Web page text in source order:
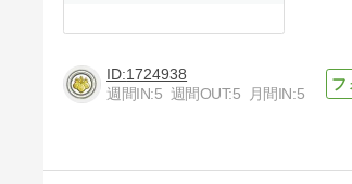
1724938
週間IN:5 週間OUT:5 月間IN:5